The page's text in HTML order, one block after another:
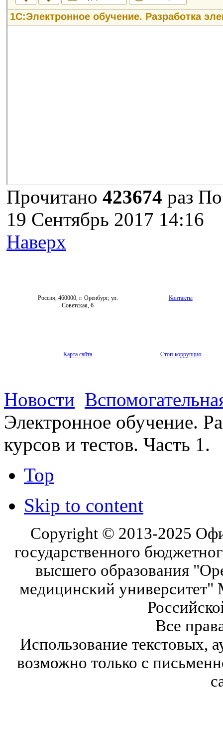
Прочитано 423674 раз
19 Сентябрь 2017 14:16
Наверх
Россия, 460000, г. Оренбург, ул.
Советская, 6
Контакты
Карта сайта Стоп-коррупция
Новости
Электронное обучение.
курсов и тестов. Часть 1.
Top
Skip to content
Copyright © 2013-2025
государственного
высшего образования
медицинский университет"
Все
Использование текстовых,
возможно только с